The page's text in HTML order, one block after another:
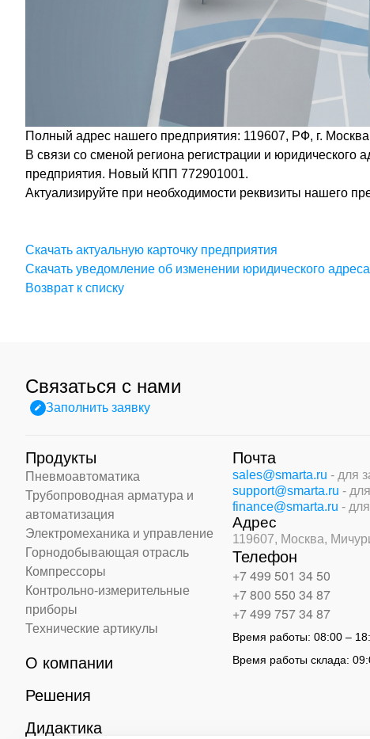
Полный адрес нашего предприятия: 119607, РФ, г.
В связи со сменой региона регистрации и
предприятия. Новый КПП 772901001.
Актуализируйте при необходимости реквизиты нашего
Скачать актуальную карточку предприятия
Скачать уведомление об изменении юридического адреса
Возврат к списку
Связаться с нами
Заполнить заявку
Продукты
Пневмоавтоматика
Трубопроводная арматура и
автоматизация
Электромеханика и управление
Горнодобывающая отрасль
Компрессоры
Контрольно-измерительные
приборы
Технические артикулы
О компании
Решения
Дидактика
Почта
sales@smarta.ru - для
support@smarta.ru -
finance@smarta.ru -
Адрес
119607, Москва,
Телефон
+7 499 501 34 50
+7 800 550 34 87
+7 499 757 34 87
Время работы:08:00 –
Время работы склада: